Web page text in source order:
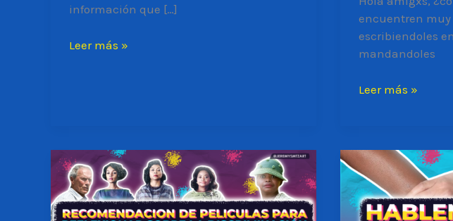
información que […]
TENER
Leer más »
encuentren
escribiendoles
mandandoles
¿CÓMO
PAREJA
DE
LAS
ENFERMEDADES
Leer más »